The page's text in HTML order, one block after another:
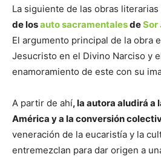
La siguiente de las obras
de losauto sacramentalesdeSor
El argumento principal de la obra
Jesucristo en el Divino Narciso y
enamoramiento de este con su
A partir de ahí, la autora aludirá a
América y a la conversión
veneración de la eucaristía y la
entremezclan para dar origen a